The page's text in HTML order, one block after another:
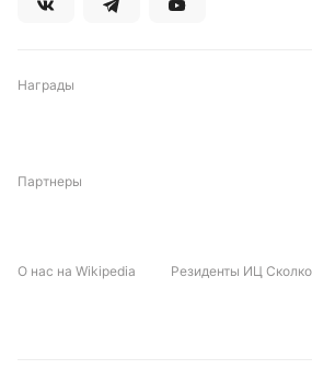
Награды
Партнеры
О нас на Wikipedia Резиденты ИЦ